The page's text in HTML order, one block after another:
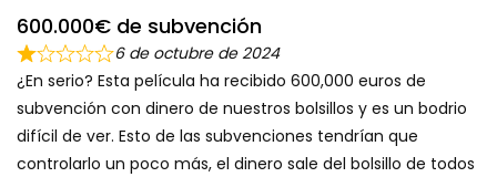
600.000€ de subvención
6 de octubre de 2024
¿En serio? Esta película ha recibido 600,000 euros de
subvención con dinero de nuestros bolsillos y es un bodrio
difícil de ver. Esto de las subvenciones tendrían que
controlarlo un poco más, el dinero sale del bolsillo de todos